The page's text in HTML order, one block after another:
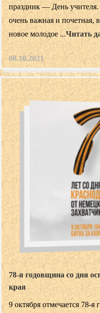
праздник — День
очень важная и почетная,
новое молодое ...Читать
08.10.2021
78-я годовщина со дня
края
9 октября отмечается 78-